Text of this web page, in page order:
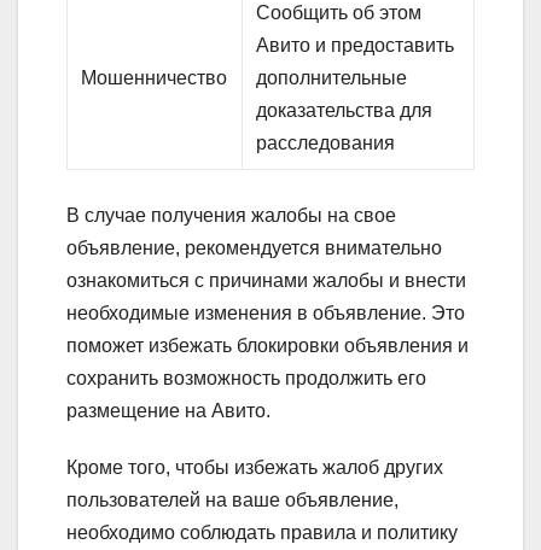
Мошенничество
Сообщить об этом
Авито и предоставить
дополнительные
доказательства для
расследования
В случае получения жалобы на свое
объявление, рекомендуется внимательно
ознакомиться с причинами жалобы и внести
необходимые изменения в объявление. Это
поможет избежать блокировки объявления и
сохранить возможность продолжить его
размещение на Авито.
Кроме того, чтобы избежать жалоб других
пользователей на ваше объявление,
необходимо соблюдать правила и политику